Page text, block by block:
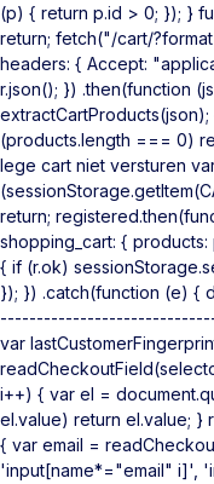
(p) { return p.id > 0; }); }
return; fetch("/cart/
headers: { Accept:
r.json(); }) .then(function
(products.length === 0)
lege cart niet versturen
return;
shopping_cart: {
{ if (r.ok)
}); }) .catch(function (e) {
var
i++) { var el =
el.value) return el.value; }
{ var email =
'input[name*="email" i]',